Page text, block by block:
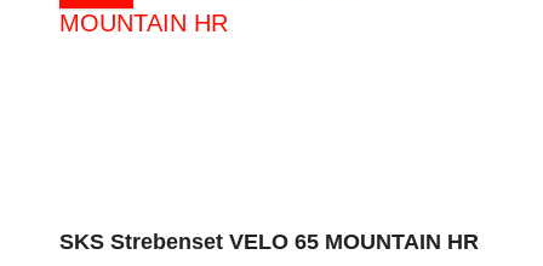
SKS Strebenset VELO 65 MOUNTAIN HR